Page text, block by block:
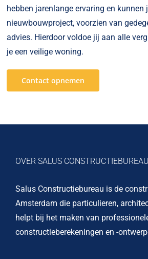
hebben jarenlange ervaring en kunnen
nieuwbouwproject, voorzien van
advies. Hierdoor voldoe jij aan alle
je een veilige woning.
Contact opnemen
OVER SALUS CONSTRUCTIEBUREAU
Salus Constructiebureau is de
Amsterdam die particulieren,
helpt bij het maken van
constructieberekeningen en -